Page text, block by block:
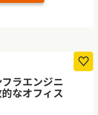
ラエンジニ
なオフィス